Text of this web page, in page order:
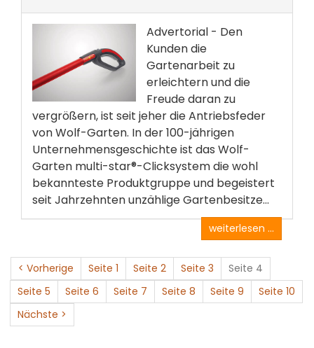
Advertorial - Den
Kunden die
Gartenarbeit zu
erleichtern und die
Freude daran zu
vergrößern, ist seit jeher die Antriebsfeder
von Wolf-Garten. In der 100-jährigen
Unternehmensgeschichte ist das Wolf-
Garten multi-star®-Clicksystem die wohl
bekannteste Produktgruppe und begeistert
seit Jahrzehnten unzählige Gartenbesitze...
weiterlesen ...
< Vorherige Seite 1 Seite 2 Seite 3
Seite 4
Seite 5
Seite 6 Seite 7 Seite 8 Seite 9
Seite 10
Nächste >